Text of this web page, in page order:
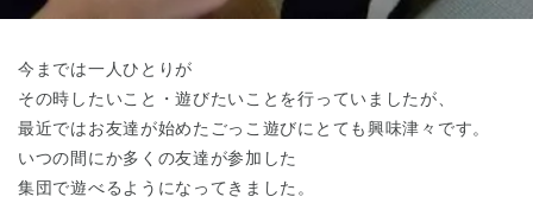
今までは一人ひとりが
その時したいこと・遊びたいことを行っていましたが、
最近ではお友達が始めたごっこ遊びにとても興味津々です。
いつの間にか多くの友達が参加した
集団で遊べるようになってきました。